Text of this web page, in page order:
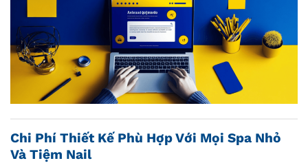
Chi Phí Thiết Kế Phù Hợp Với Mọi Spa Nhỏ
Và Tiệm Nail